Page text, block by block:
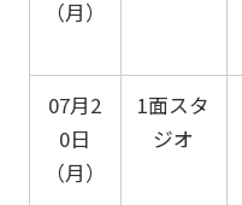
（月）
07月2
0日
（月）
1面スタ
ジオ